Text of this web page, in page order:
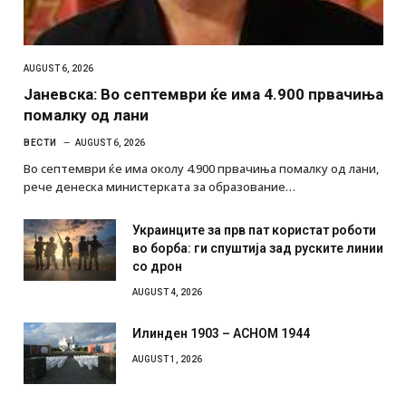
AUGUST 6, 2026
Јаневска: Во септември ќе има 4.900 првачиња
помалку од лани
ВЕСТИ AUGUST 6, 2026
Во септември ќе има околу 4.900 првачиња помалку од лани,
рече денеска министерката за образование…
Украинците за прв пат користат роботи
во борба: ги спуштија зад руските линии
со дрон
AUGUST 4, 2026
Илинден 1903 – АСНОМ 1944
AUGUST 1, 2026